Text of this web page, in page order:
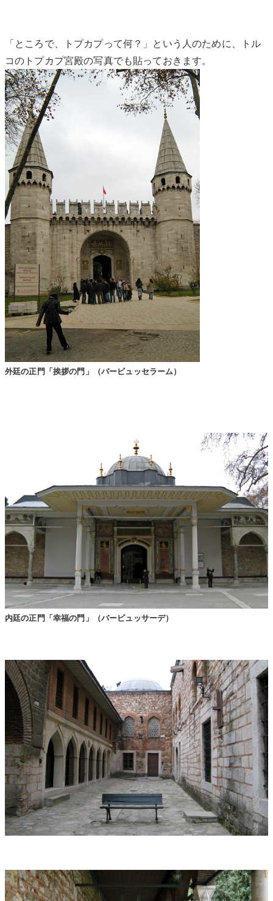
「ところで、トプカプって何？」という人のために、トル
コのトプカプ宮殿の写真でも貼っておきます。
外廷の正門「挨拶の門」（バービュッセラーム）
内廷の正門「幸福の門」（バービュッサーデ）